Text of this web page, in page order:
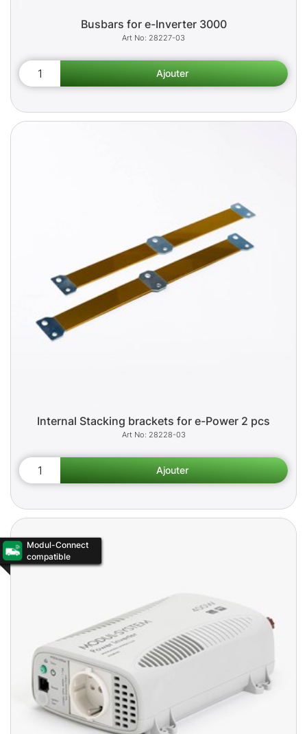
Busbars for e-Inverter 3000
28227-03
Internal Stacking brackets for e-Power 2 pcs
28228-03
Modul-Connect
compatible